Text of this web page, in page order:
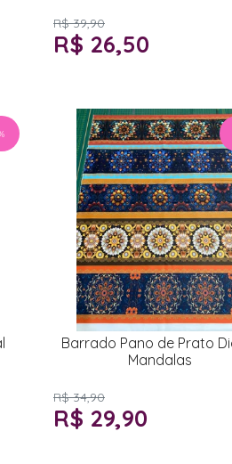
R$ 39,90
R$ 26,50
Barrado Pano de Prato
Mandalas
R$ 34,90
R$ 29,90